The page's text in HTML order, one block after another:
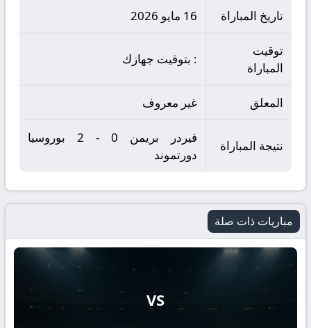
تاريخ المباراة 16 مايو 2026
توقيت
المباراة
: بتوقيت جهازك
المعلق غير معروف
نتيجة المباراة
فيردر بريمن 0 - 2 بوروسيا
دورتموند
مباريات ذات صلة
VS